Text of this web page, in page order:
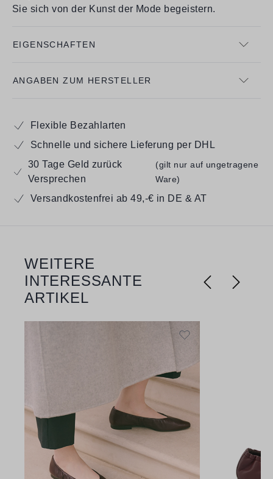
Sie sich von der Kunst der Mode begeistern.
EIGENSCHAFTEN
ANGABEN ZUM HERSTELLER
Flexible Bezahlarten
Schnelle und sichere Lieferung per DHL
30 Tage Geld zurück
Versprechen
(gilt nur auf ungetragene
Ware)
Versandkostenfrei ab 49,-€ in DE & AT
Produktgalerie überspringen
WEITERE
INTERESSANTE
ARTIKEL